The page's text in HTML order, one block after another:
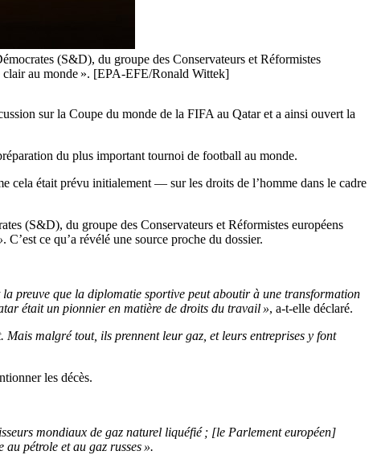
(S&D), du groupe des Conservateurs et Réformistes
clair au monde ». [EPA-EFE/Ronald Wittek]
sur la Coupe du monde de la FIFA au Qatar et a ainsi ouvert la
du plus important tournoi de football au monde.
cela était prévu initialement — sur les droits de l’homme dans le cadre
(S&D), du groupe des Conservateurs et Réformistes européens
. C’est ce qu’a révélé une source proche du dossier.
preuve que la diplomatie sportive peut aboutir à une transformation
était un pionnier en matière de droits du travail », a-t-elle déclaré.
malgré tout, ils prennent leur gaz, et leurs entreprises y font
les décès.
mondiaux de gaz naturel liquéfié ; [le Parlement européen]
pétrole et au gaz russes ».